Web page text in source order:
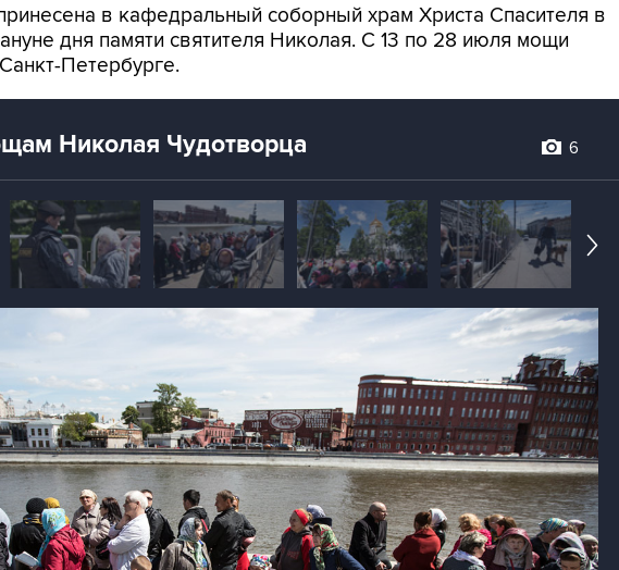
в кафедральный соборный храм Христа Спасителя в
дня памяти святителя Николая. С 13 по 28 июля мощи
Петербурге.
Николая Чудотворца 6